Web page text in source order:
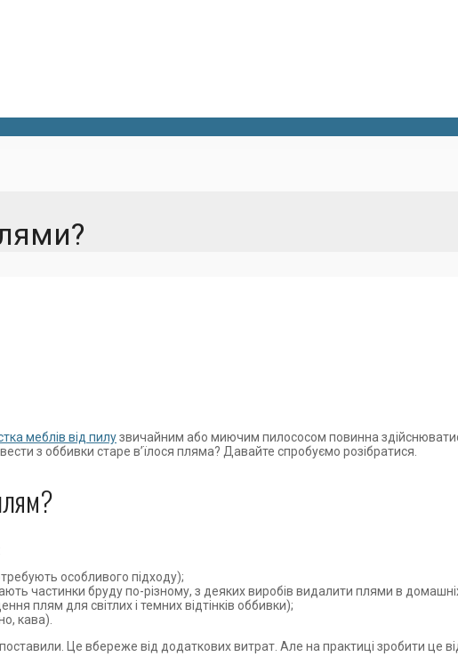
меблів від пилузвичайним або миючим пилососом повинна
з оббивки старе в’їлося пляма? Давайте спробуємо розібратися.
особливого підходу);
частинки бруду по-різному, з деяких виробів видалити плями в
плям для світлих і темних відтінків оббивки);
кава).
Це вбереже від додаткових витрат. Але на практиці зробити це